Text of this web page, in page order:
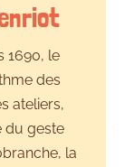
1690, le
des
ateliers,
du geste
la